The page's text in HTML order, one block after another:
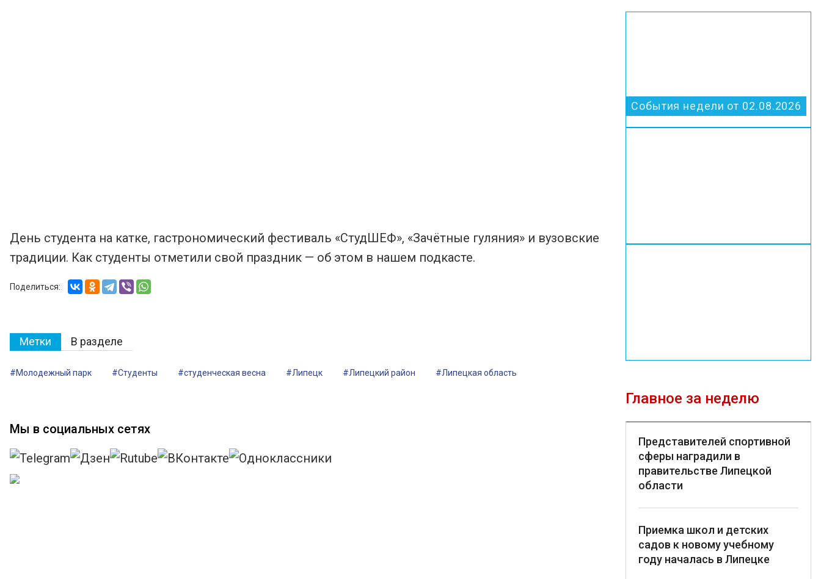
День студента на катке, гастрономический фестиваль «СтудШЕФ», «Зачётные гуляния» и вузовские
традиции. Как студенты отметили свой праздник — об этом в нашем подкасте.
Поделиться:
Метки В разделе
#Молодежный парк #Студенты #студенческая весна #Липецк #Липецкий район #Липецкая область
Мы в социальных сетях
События недели от 02.08.2026
Главное за неделю
Представителей спортивной
сферы наградили в
правительстве Липецкой
области
Приемка школ и детских
садов к новому учебному
году началась в Липецке